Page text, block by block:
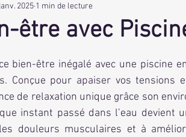
être avec
2025 1 min de lecture
Conçue pour apaiser vos tensions
de relaxation unique grâce son
instant passé dans l’eau devient
douleurs musculaires et à